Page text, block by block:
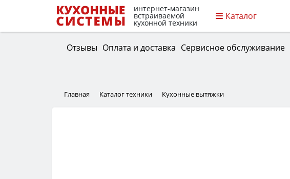
интернет-магазин
встраиваемой
кухонной техники
Каталог
Отзывы Оплата и доставка Сервисное обслуживание
Главная Каталог техники Кухонные вытяжки